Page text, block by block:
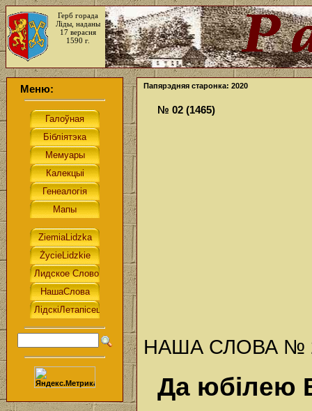
Герб горада
Ліды, наданы
17 верасня
1590 г.
Меню: Папярэдняя старонка: 2020
№ 02 (1465)
НАША СЛОВА № 2
Да юбілею